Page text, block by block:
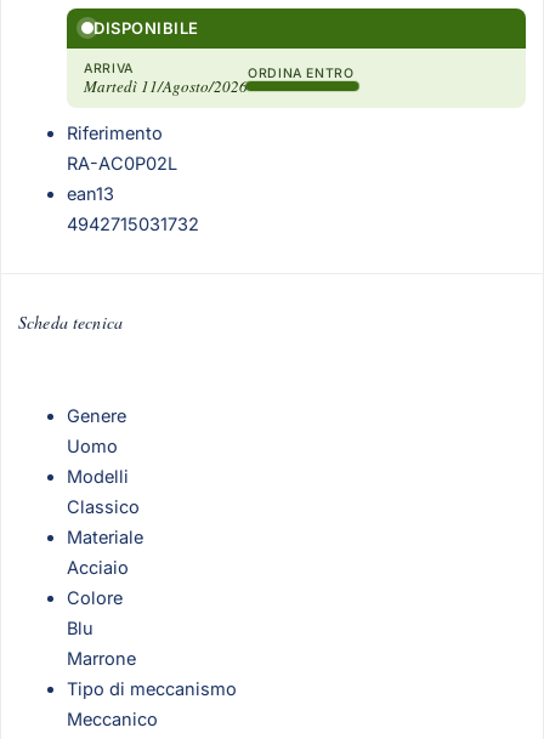
DISPONIBILE
ARRIVA
Martedì 11/Agosto/2026
ORDINA ENTRO
Riferimento
RA-AC0P02L
ean13
4942715031732
Scheda tecnica
Genere
Uomo
Modelli
Classico
Materiale
Acciaio
Colore
Blu
Marrone
Tipo di meccanismo
Meccanico